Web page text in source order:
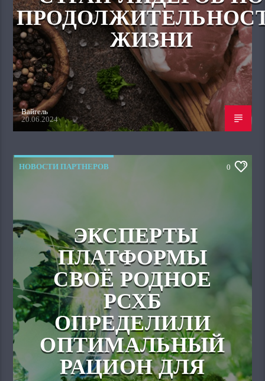
ЖИЗНИ
Вайгель
20.06.2024
НОВОСТИ ПАРТНЕРОВ 0
ЭКСПЕРТЫ
ПЛАТФОРМЫ
СВОЁ РОДНОЕ
РСХБ
ОПРЕДЕЛИЛИ
ОПТИМАЛЬНЫЙ
РАЦИОН ДЛЯ